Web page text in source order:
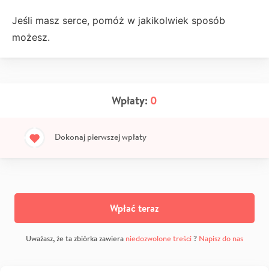
Jeśli masz serce, pomóż w jakikolwiek sposób
możesz.
Wpłaty: 0
Dokonaj pierwszej wpłaty
Wpłać teraz
Uważasz, że ta zbiórka zawiera niedozwolone treści? Napisz do nas